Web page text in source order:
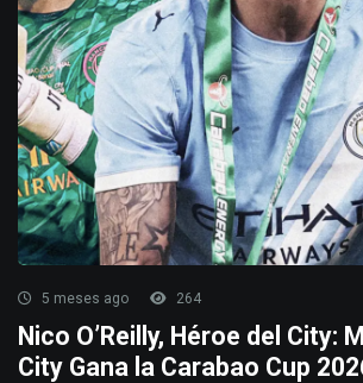
5 meses ago 264
Nico O’Reilly, Héroe del City:
City Gana la Carabao Cup